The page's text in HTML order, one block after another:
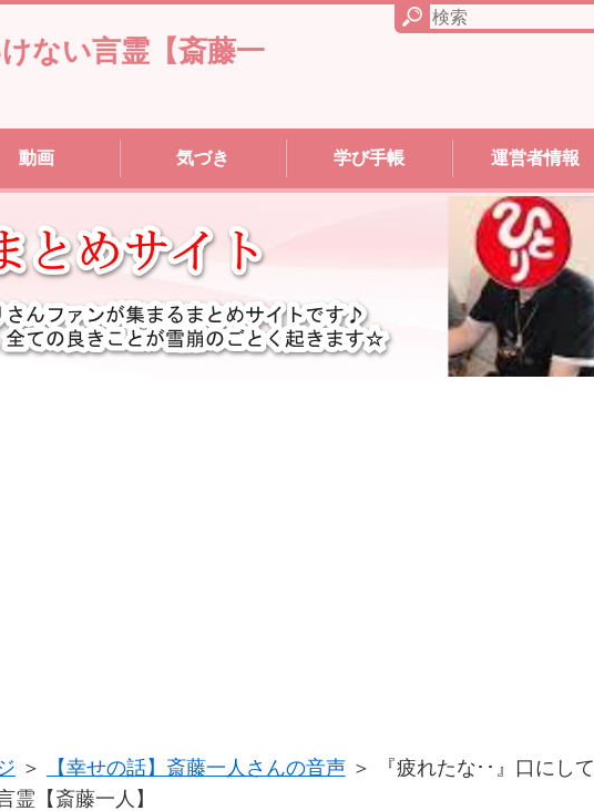
ない言霊【斎藤一
動画 気づき 学び手帳 運営者情報
＞ 【幸せの話】斎藤一人さんの音声＞
『疲れたな･･』口にして
霊【斎藤一人】